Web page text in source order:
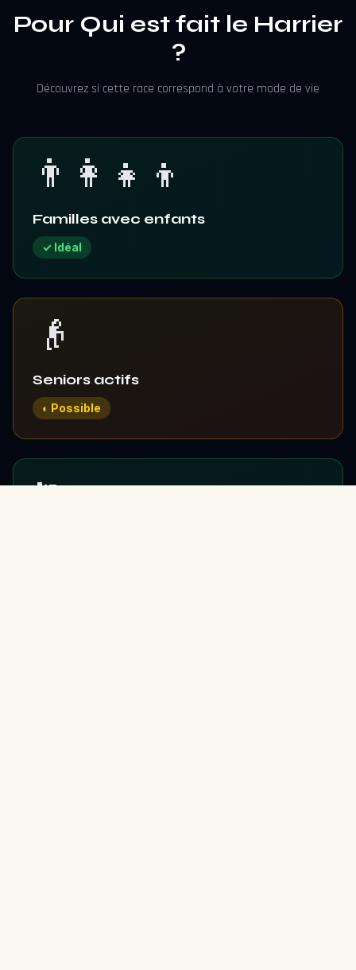
Pour Qui est fait le Harrier
?
Découvrez si cette race correspond à votre mode de vie
👨‍👩‍👧‍👦
Familles avec enfants
✓ Idéal
👴
Seniors actifs
◐ Possible
🏃